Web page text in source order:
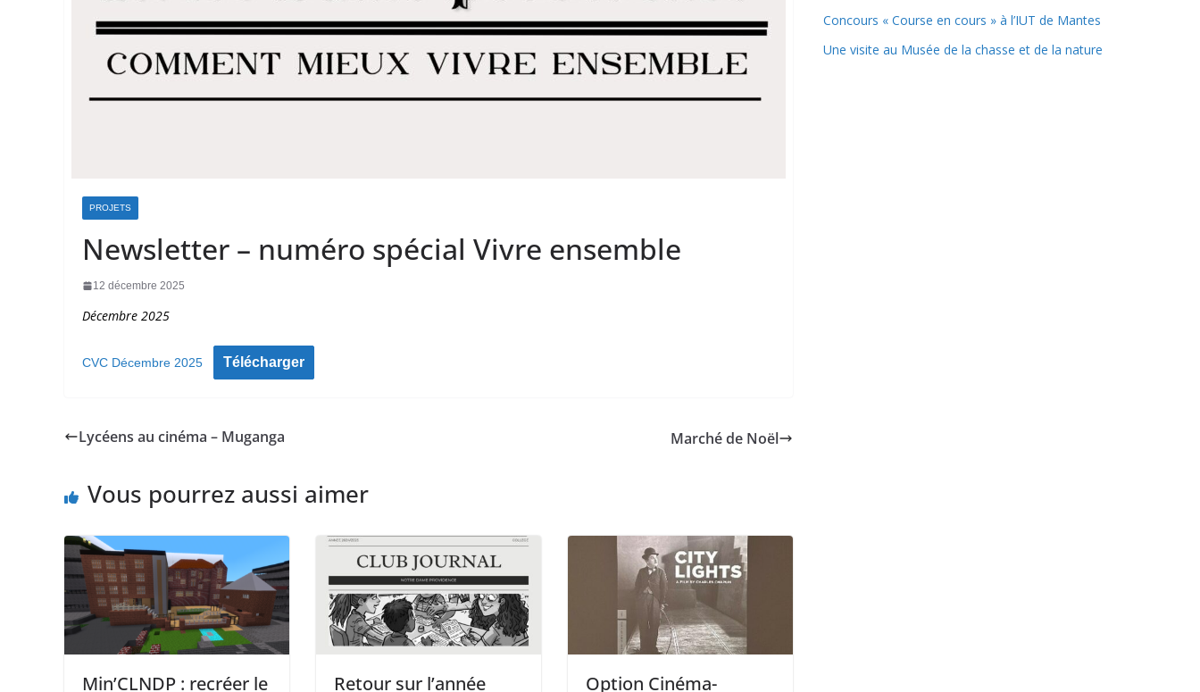
PROJETS
Newsletter – numéro spécial Vivre ensemble
12 décembre 2025
Décembre 2025
CVC Décembre 2025 Télécharger
Lycéens au cinéma – Muganga Marché de Noël
Vous pourrez aussi aimer
Min’CLNDP : recréer le Retour sur l’année Option Cinéma-
Concours « Course en cours » à l’IUT de Mantes
Une visite au Musée de la chasse et de la nature